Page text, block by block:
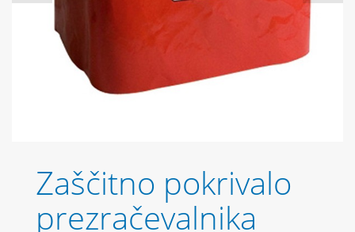
Zaščitno pokrivalo
prezračevalnika